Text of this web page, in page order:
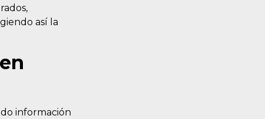
así la
información